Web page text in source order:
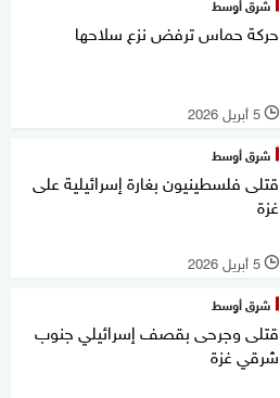
حركة حماس ترفض نزع سلاحها
l 5 أبريل 2026
شرق أوسط
قتلى فلسطينيون بغارة إسرائيلية على
غزة
l 5 أبريل 2026
شرق أوسط
قتلى وجرحى بقصف إسرائيلي جنوب
شرقي غزة